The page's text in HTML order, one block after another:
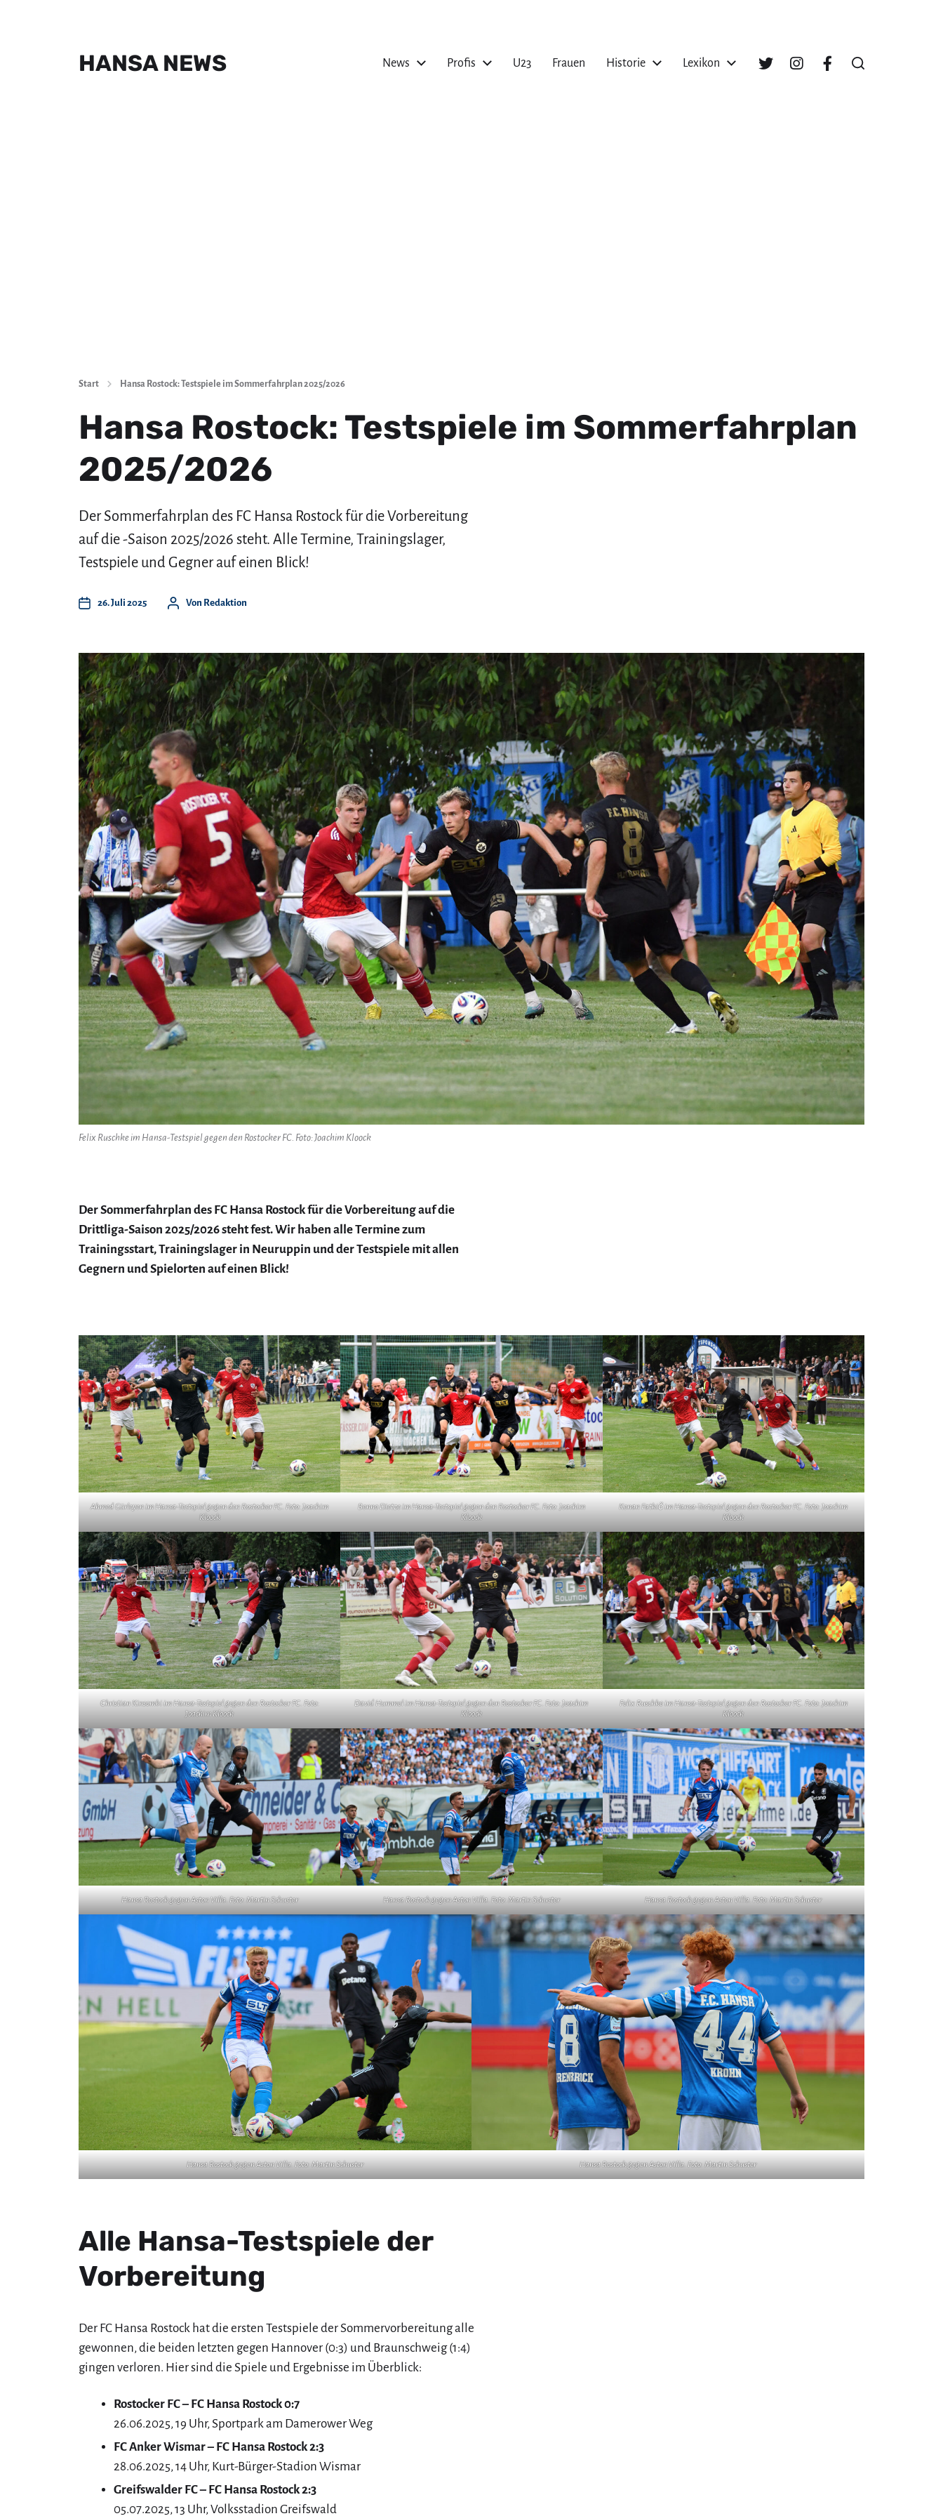
HANSA NEWS News Profis U23 Frauen Historie Lexikon
Start Hansa Rostock: Testspiele im Sommerfahrplan 2025/2026
Hansa Rostock: Testspiele im Sommerfahrplan
2025/2026
Der Sommerfahrplan des FC Hansa Rostock für die Vorbereitung
auf die -Saison 2025/2026 steht. Alle Termine, Trainingslager,
Testspiele und Gegner auf einen Blick!
26. Juli 2025 Von Redaktion
Felix Ruschke im Hansa-Testspiel gegen den Rostocker FC. Foto: Joachim Kloock
Der Sommerfahrplan des FC Hansa Rostock für die Vorbereitung auf die
Drittliga-Saison 2025/2026 steht fest. Wir haben alle Termine zum
Trainingsstart, Trainingslager in Neuruppin und der Testspiele mit allen
Gegnern und Spielorten auf einen Blick!
Ahmed Gürleyen im Hansa-Testspiel gegen den Rostocker FC. Foto: Joachim
Kloock
Benno Dietze im Hansa-Testspiel gegen den Rostocker FC. Foto: Joachim
Kloock
Kenan Fatkič im Hansa-Testspiel gegen den Rostocker FC. Foto: Joachim
Kloock
Christian Kinsombi im Hansa-Testspiel gegen den Rostocker FC. Foto:
Joachim Kloock
David Hummel im Hansa-Testspiel gegen den Rostocker FC. Foto: Joachim
Kloock
Felix Ruschke im Hansa-Testspiel gegen den Rostocker FC. Foto: Joachim
Kloock
Hansa Rostock gegen Aston Villa. Foto: Martin Schuster Hansa Rostock gegen Aston Villa. Foto: Martin Schuster Hansa Rostock gegen Aston Villa. Foto: Martin Schuster
Hansa Rostock gegen Aston Villa. Foto: Martin Schuster Hansa Rostock gegen Aston Villa. Foto: Martin Schuster
Alle Hansa-Testspiele der
Vorbereitung
Der FC Hansa Rostock hat die ersten Testspiele der Sommervorbereitung alle
gewonnen, die beiden letzten gegen Hannover (0:3) und Braunschweig (1:4)
gingen verloren. Hier sind die Spiele und Ergebnisse im Überblick:
Rostocker FC– FC Hansa Rostock 0:7
26.06.2025, 19 Uhr, Sportpark am Damerower Weg
FC Anker Wismar – FC Hansa Rostock 2:3
28.06.2025, 14 Uhr, Kurt-Bürger-Stadion Wismar
Greifswalder FC – FC Hansa Rostock 2:3
05.07.2025, 13 Uhr, Volksstadion Greifswald